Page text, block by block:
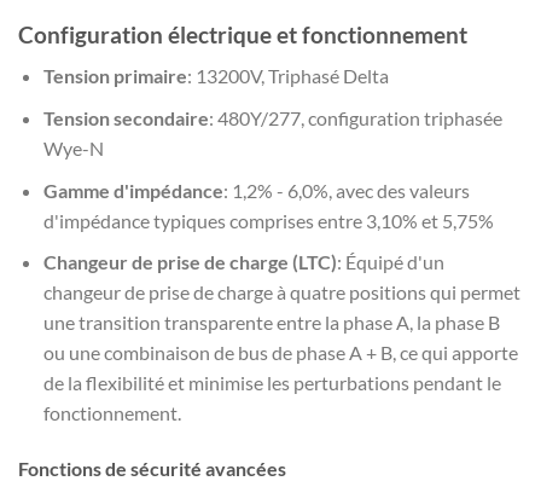
Configuration électrique et fonctionnement
Tension primaire: 13200V, Triphasé Delta
Tension secondaire: 480Y/277, configuration triphasée
Wye-N
Gamme d'impédance: 1,2% - 6,0%, avec des valeurs
d'impédance typiques comprises entre 3,10% et 5,75%
Changeur de prise de charge (LTC): Équipé d'un
changeur de prise de charge à quatre positions qui permet
une transition transparente entre la phase A, la phase B
ou une combinaison de bus de phase A + B, ce qui apporte
de la flexibilité et minimise les perturbations pendant le
fonctionnement.
Fonctions de sécurité avancées